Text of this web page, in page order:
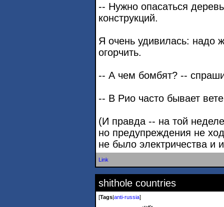
-- Нужно опасаться
конструкций.
Я очень удивилась: надо
огорчить.
-- А чем бомбят? --
-- В Рио часто бывает
(И правда -- на той
но предупреждения не
не было электричества и
Link
shithole countries
[Tags|anti-russia]